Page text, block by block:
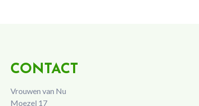
CONTACT
Vrouwen van Nu
Moezel 17